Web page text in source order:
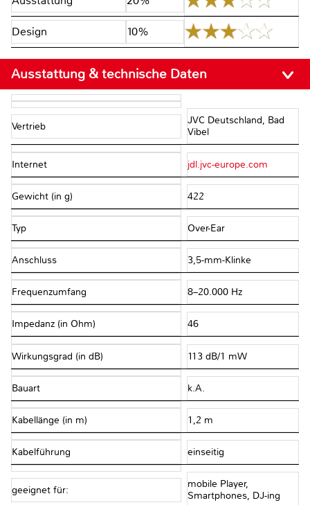
Design 10%
Ausstattung & technische Daten
Vertrieb
JVC Deutschland, Bad
Vibel
Internet jdl.jvc-europe.com
Gewicht (in g) 422
Typ Over-Ear
Anschluss 3,5-mm-Klinke
Frequenzumfang 8–20.000 Hz
Impedanz (in Ohm) 46
Wirkungsgrad (in dB) 113 dB/1 mW
Bauart k.A.
Kabellänge (in m) 1,2 m
Kabelführung einseitig
geeignet für:
mobile Player,
Smartphones, DJ-ing